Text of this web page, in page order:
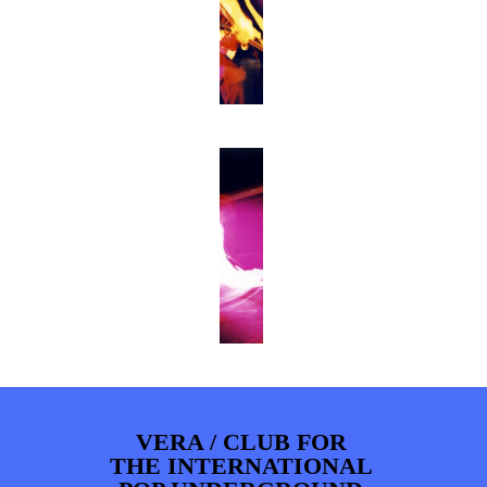
NEWSINFO
BOB DE VRIES
RICHARD POSTMA
SASKIA LUDDEN
ARSEN TSKHAY
ERYN BOSMA
ELINE KAMMINGA
KAREN SAAMAN
ARNOUD HEIKENS
VERA / CLUB FOR
THE INTERNATIONAL